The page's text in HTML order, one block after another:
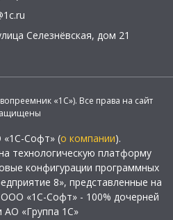
Селезнёвская, дом 21
«1С»). Все права на сайт
Софт» (о компании).
технологическую платформу
конфигурации программных
8», представленные на
«1С-Софт» - 100% дочерней
АО «Группа 1С»